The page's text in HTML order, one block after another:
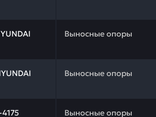
Выносные опоры
подбор. Палец опоры (нога)
Выносные опоры
подбор. Палец ноги (опоры)
Выносные опоры
подбор. Втулка HYUNDAI